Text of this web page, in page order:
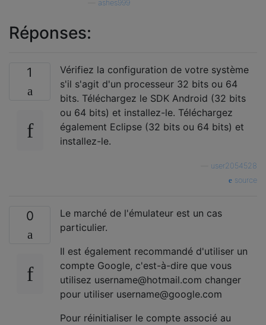
ashes999
Réponses:
1
Vérifiez la configuration de votre système
s'il s'agit d'un processeur 32 bits ou 64
bits. Téléchargez le SDK Android (32 bits
ou 64 bits) et installez-le. Téléchargez
également Eclipse (32 bits ou 64 bits) et
installez-le.
user2054528
source
0
Le marché de l'émulateur est un cas
particulier.
Il est également recommandé d'utiliser un
compte Google, c'est-à-dire que vous
utilisez username@hotmail.com changer
pour utiliser username@google.com
Pour réinitialiser le compte associé au